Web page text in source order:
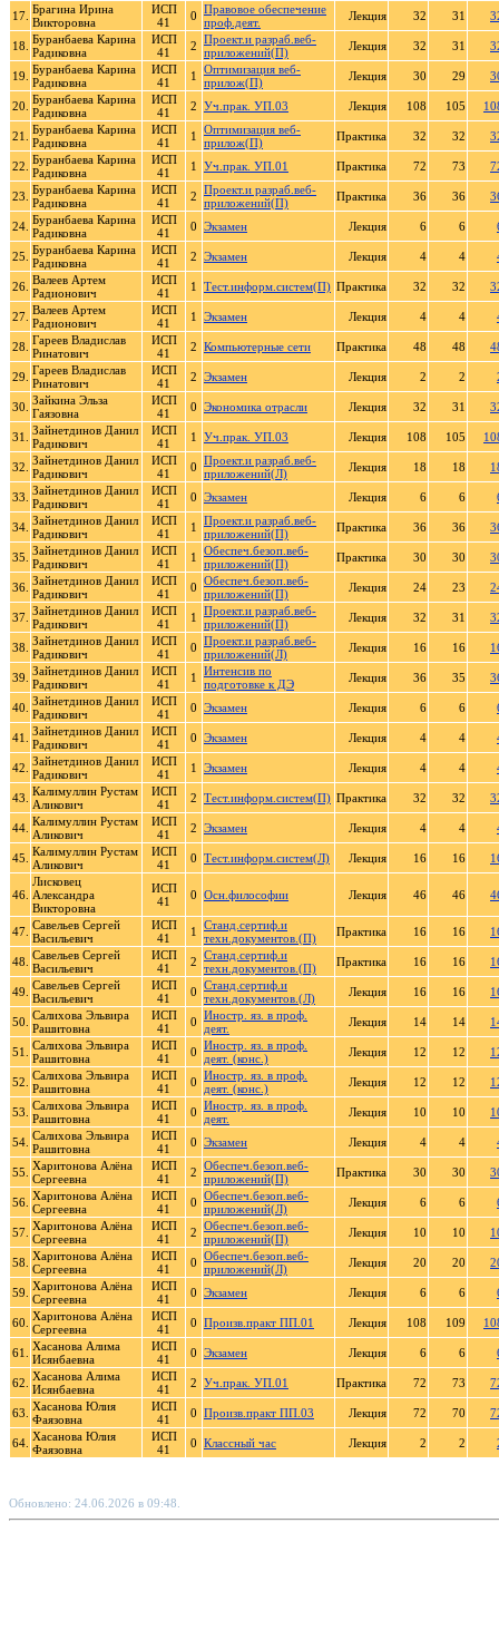
17. Брагина Ирина
Викторовна
ИСП
41
0 Правовое обеспечение
проф.деят.
Лекция 32 31
18. Буранбаева Карина
Радиковна
ИСП
41
2 Проект.и разраб.веб-
приложений(П)
Лекция 32 31
19. Буранбаева Карина
Радиковна
ИСП
41
1
Оптимизация веб-
прилож(П)
Лекция 30 29
20. Буранбаева Карина
Радиковна
ИСП
41
2 Уч.прак. УП.03 Лекция 108 105
21.
Буранбаева Карина
Радиковна
ИСП
41
1
Оптимизация веб-
прилож(П)
Практика 32 32
22. Буранбаева Карина
Радиковна
ИСП
41
1 Уч.прак. УП.01 Практика 72 73
23. Буранбаева Карина
Радиковна
ИСП
41
2 Проект.и разраб.веб-
приложений(П)
Практика 36 36
24. Буранбаева Карина
Радиковна
ИСП
41
0 Экзамен Лекция 6 6
25. Буранбаева Карина
Радиковна
ИСП
41
2 Экзамен Лекция 4 4
26. Валеев Артем
Радионович
ИСП
41
1 Тест.информ.систем(П) Практика 32 32
27. Валеев Артем
Радионович
ИСП
41
1 Экзамен Лекция 4 4
28. Гареев Владислав
Ринатович
ИСП
41
2 Компьютерные сети Практика 48 48
29. Гареев Владислав
Ринатович
ИСП
41
2 Экзамен Лекция 2 2
30. Зайкина Эльза
Гаязовна
ИСП
41
0 Экономика отрасли Лекция 32 31
31.
Зайнетдинов Данил
Радикович
ИСП
41
1 Уч.прак. УП.03 Лекция 108 105
32. Зайнетдинов Данил
Радикович
ИСП
41
0 Проект.и разраб.веб-
приложений(Л)
Лекция 18 18
33. Зайнетдинов Данил
Радикович
ИСП
41
0 Экзамен Лекция 6 6
34. Зайнетдинов Данил
Радикович
ИСП
41
1
Проект.и разраб.веб-
приложений(П)
Практика 36 36
35. Зайнетдинов Данил
Радикович
ИСП
41
1
Обеспеч.безоп.веб-
приложений(П)
Практика 30 30
36. Зайнетдинов Данил
Радикович
ИСП
41
0 Обеспеч.безоп.веб-
приложений(П)
Лекция 24 23
37. Зайнетдинов Данил
Радикович
ИСП
41
1
Проект.и разраб.веб-
приложений(П)
Лекция 32 31
38. Зайнетдинов Данил
Радикович
ИСП
41
0 Проект.и разраб.веб-
приложений(Л)
Лекция 16 16
39. Зайнетдинов Данил
Радикович
ИСП
41
1
Интенсив по
подготовке к ДЭ
Лекция 36 35
40. Зайнетдинов Данил
Радикович
ИСП
41
0 Экзамен Лекция 6 6
41.
Зайнетдинов Данил
Радикович
ИСП
41
0 Экзамен Лекция 4 4
42. Зайнетдинов Данил
Радикович
ИСП
41
1 Экзамен Лекция 4 4
43. Калимуллин Рустам
Аликович
ИСП
41
2 Тест.информ.систем(П) Практика 32 32
44. Калимуллин Рустам
Аликович
ИСП
41
2 Экзамен Лекция 4 4
45. Калимуллин Рустам
Аликович
ИСП
41
0 Тест.информ.систем(Л) Лекция 16 16
46.
Лисковец
Александра
Викторовна
ИСП
41
0 Осн.философии Лекция 46 46
47. Савельев Сергей
Васильевич
ИСП
41
1
Станд.сертиф.и
техн.документов.(П)
Практика 16 16
48. Савельев Сергей
Васильевич
ИСП
41
2 Станд.сертиф.и
техн.документов.(П)
Практика 16 16
49. Савельев Сергей
Васильевич
ИСП
41
0 Станд.сертиф.и
техн.документов.(Л)
Лекция 16 16
50. Салихова Эльвира
Рашитовна
ИСП
41
0 Иностр. яз. в проф.
деят.
Лекция 14 14
51.
Салихова Эльвира
Рашитовна
ИСП
41
0 Иностр. яз. в проф.
деят. (конс.)
Лекция 12 12
52. Салихова Эльвира
Рашитовна
ИСП
41
0 Иностр. яз. в проф.
деят. (конс.)
Лекция 12 12
53. Салихова Эльвира
Рашитовна
ИСП
41
0 Иностр. яз. в проф.
деят.
Лекция 10 10
54. Салихова Эльвира
Рашитовна
ИСП
41
0 Экзамен Лекция 4 4
55. Харитонова Алёна
Сергеевна
ИСП
41
2 Обеспеч.безоп.веб-
приложений(П)
Практика 30 30
56. Харитонова Алёна
Сергеевна
ИСП
41
0 Обеспеч.безоп.веб-
приложений(Л)
Лекция 6 6
57. Харитонова Алёна
Сергеевна
ИСП
41
2 Обеспеч.безоп.веб-
приложений(П)
Лекция 10 10
58. Харитонова Алёна
Сергеевна
ИСП
41
0 Обеспеч.безоп.веб-
приложений(Л)
Лекция 20 20
59. Харитонова Алёна
Сергеевна
ИСП
41
0 Экзамен Лекция 6 6
60. Харитонова Алёна
Сергеевна
ИСП
41
0 Произв.практ ПП.01 Лекция 108 109
61.
Хасанова Алима
Исянбаевна
ИСП
41
0 Экзамен Лекция 6 6
62. Хасанова Алима
Исянбаевна
ИСП
41
2 Уч.прак. УП.01 Практика 72 73
63. Хасанова Юлия
Фаязовна
ИСП
41
0 Произв.практ ПП.03 Лекция 72 70
64. Хасанова Юлия
Фаязовна
ИСП
41
0 Классный час Лекция 2 2
Обновлено: 24.06.2026 в 09:48.